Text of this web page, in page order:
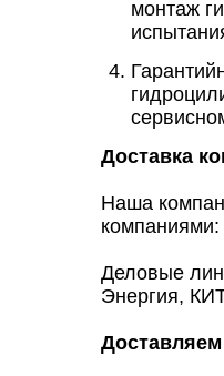
монтаж
Доставка
Наша
компаниями:
Деловые
Энергия,